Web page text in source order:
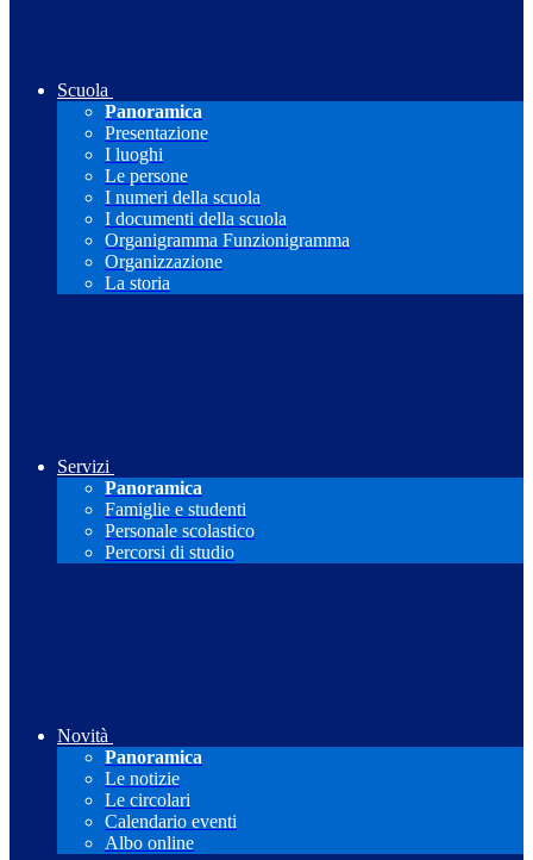
Scuola
Panoramica
Presentazione
I luoghi
Le persone
I numeri della scuola
I documenti della scuola
Organigramma Funzionigramma
Organizzazione
La storia
Servizi
Panoramica
Famiglie e studenti
Personale scolastico
Percorsi di studio
Novità
Panoramica
Le notizie
Le circolari
Calendario eventi
Albo online